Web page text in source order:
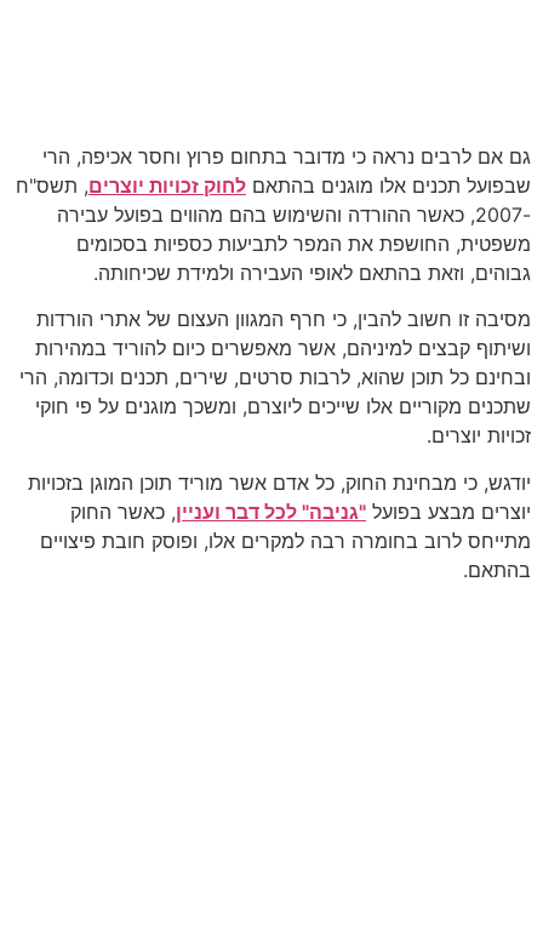
גם אם לרבים נראה כי מדובר בתחום פרוץ וחסר אכיפה, הרי
שבפועל תכנים אלו מוגנים בהתאם לחוק זכויות יוצרים, תשס"ח
-2007, כאשר ההורדה והשימוש בהם מהווים בפועל עבירה
משפטית, החושפת את המפר לתביעות כספיות בסכומים
גבוהים, וזאת בהתאם לאופי העבירה ולמידת שכיחותה.
מסיבה זו חשוב להבין, כי חרף המגוון העצום של אתרי הורדות
ושיתוף קבצים למיניהם, אשר מאפשרים כיום להוריד במהירות
ובחינם כל תוכן שהוא, לרבות סרטים, שירים, תכנים וכדומה, הרי
שתכנים מקוריים אלו שייכים ליוצרם, ומשכך מוגנים על פי חוקי
זכויות יוצרים.
יודגש, כי מבחינת החוק, כל אדם אשר מוריד תוכן המוגן בזכויות
יוצרים מבצע בפועל "גניבה" לכל דבר ועניין, כאשר החוק
מתייחס לרוב בחומרה רבה למקרים אלו, ופוסק חובת פיצויים
בהתאם.